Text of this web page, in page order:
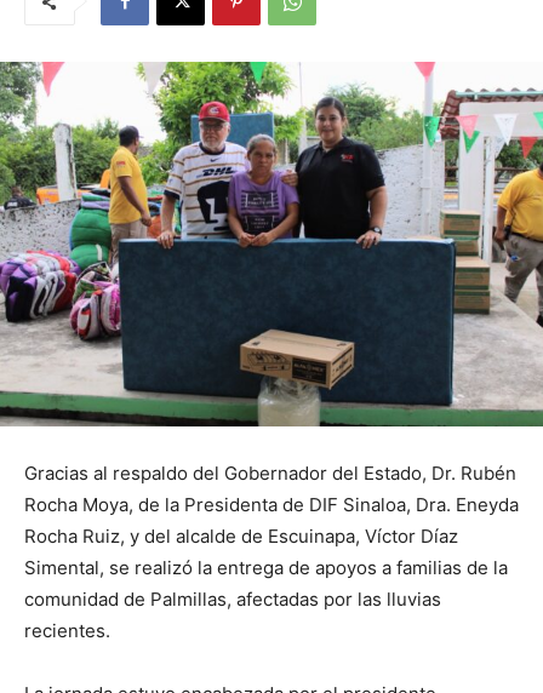
Gracias al respaldo del Gobernador del Estado, Dr. Rubén
Rocha Moya, de la Presidenta de DIF Sinaloa, Dra. Eneyda
Rocha Ruiz, y del alcalde de Escuinapa, Víctor Díaz
Simental, se realizó la entrega de apoyos a familias de la
comunidad de Palmillas, afectadas por las lluvias
recientes.